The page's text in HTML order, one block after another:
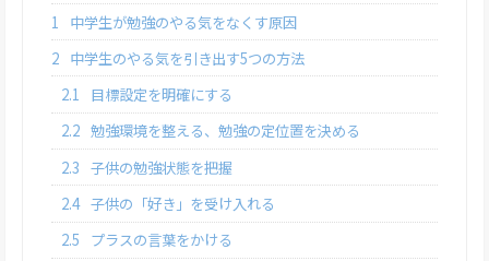
1
中学生が勉強のやる気をなくす原因
2 中学生のやる気を引き出す5つの方法
2.1
目標設定を明確にする
2.2 勉強環境を整える、勉強の定位置を決める
2.3 子供の勉強状態を把握
2.4 子供の「好き」を受け入れる
2.5
プラスの言葉をかける